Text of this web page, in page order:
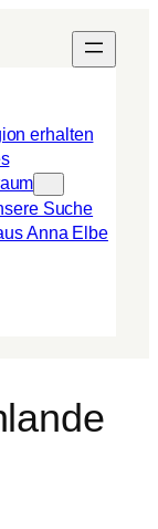
erhalten
Suche
Anna Elbe